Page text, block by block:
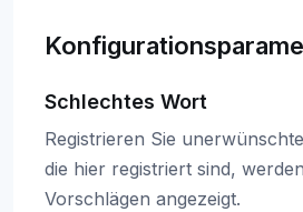
Schlechtes Wort
Registrieren Sie
die hier registriert sind,
Vorschlägen angezeigt.